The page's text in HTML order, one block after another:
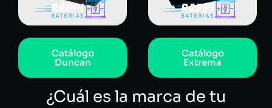
Catálogo
Duncan
Catálogo
Extrema
¿Cuál es la marca de tu